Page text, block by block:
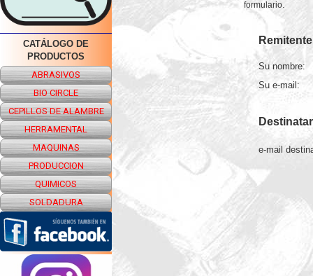
CATÁLOGO DE
PRODUCTOS
ABRASIVOS
BIO CIRCLE
CEPILLOS DE ALAMBRE
HERRAMENTAL
MAQUINAS
PRODUCCION
QUIMICOS
SOLDADURA
e-mail
Su nombre:
Su e-mail:
formulario.